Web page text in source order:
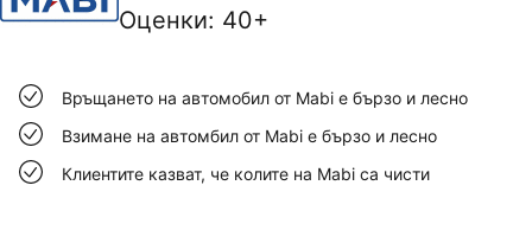
Оценки: 40+
Връщането на автомобил от Mabi е бързо и лесно
Взимане на автомбил от Mabi е бързо и лесно
Клиентите казват, че колите на Mabi са чисти